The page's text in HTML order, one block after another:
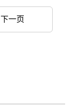
下一页